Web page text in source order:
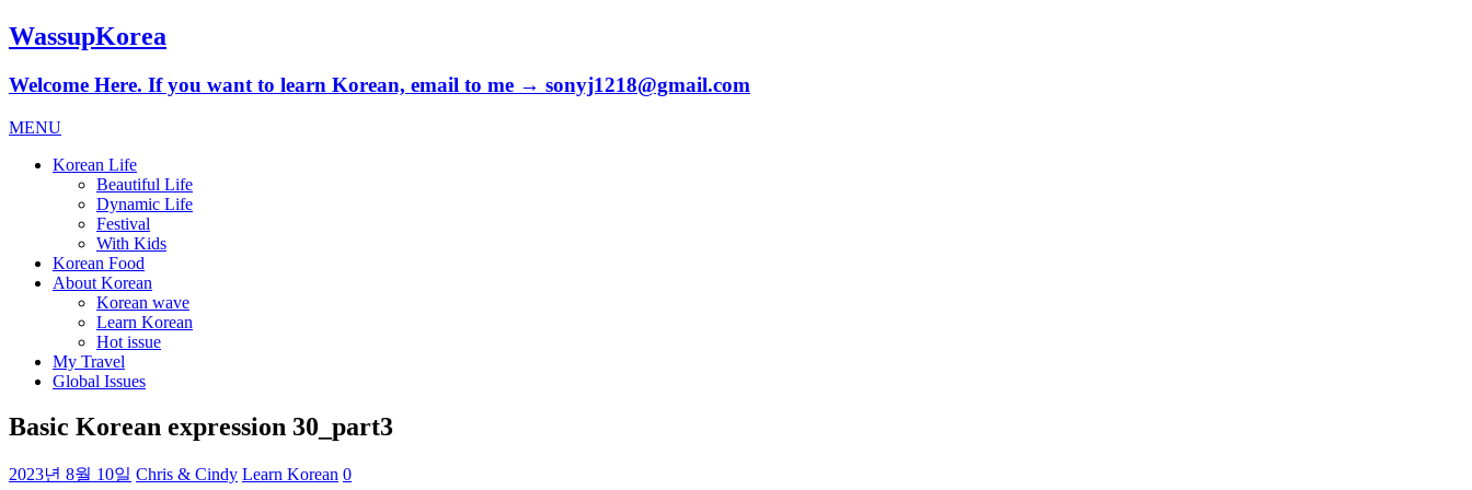
WassupKorea
Welcome Here. If you want to learn Korean, email to me → sonyj1218@gmail.com
MENU
Korean Life
Beautiful Life
Dynamic Life
Festival
With Kids
Korean Food
About Korean
Korean wave
Learn Korean
Hot issue
My Travel
Global Issues
Basic Korean expression 30_part3
2023년 8월 10일 Chris & Cindy Learn Korean 0